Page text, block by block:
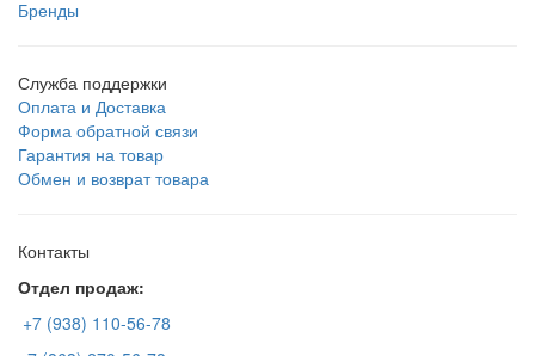
Бренды
Служба поддержки
Оплата и Доставка
Форма обратной связи
Гарантия на товар
Обмен и возврат товара
Контакты
Отдел продаж:
+7 (938) 110-56-78